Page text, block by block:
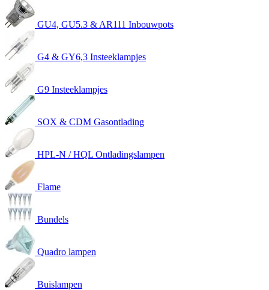
GU4, GU5.3 & AR111 Inbouwpots
G4 & GY6,3 Insteeklampjes
G9 Insteeklampjes
SOX & CDM Gasontlading
HPL-N / HQL Ontladingslampen
Flame
Bundels
Quadro lampen
Buislampen